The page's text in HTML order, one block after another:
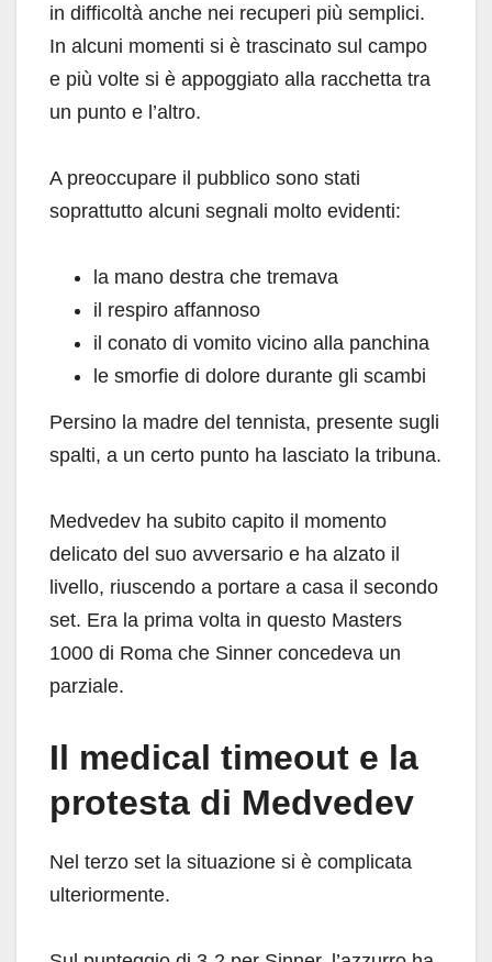
in difficoltà anche nei recuperi più semplici.
In alcuni momenti si è trascinato sul campo
e più volte si è appoggiato alla racchetta tra
un punto e l’altro.
A preoccupare il pubblico sono stati
soprattutto alcuni segnali molto evidenti:
la mano destra che tremava
il respiro affannoso
il conato di vomito vicino alla panchina
le smorfie di dolore durante gli scambi
Persino la madre del tennista, presente sugli
spalti, a un certo punto ha lasciato la tribuna.
Medvedev ha subito capito il momento
delicato del suo avversario e ha alzato il
livello, riuscendo a portare a casa il secondo
set. Era la prima volta in questo Masters
1000 di Roma che Sinner concedeva un
parziale.
Il medical timeout e la
protesta di Medvedev
Nel terzo set la situazione si è complicata
ulteriormente.